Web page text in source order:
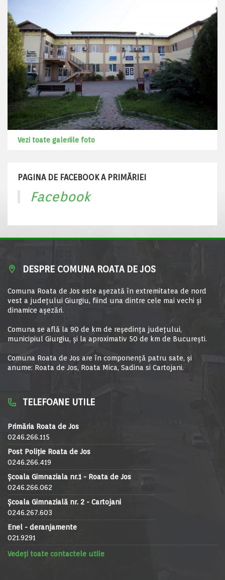
Vezi toate galeriile foto
PAGINA DE FACEBOOK A PRIMĂRIEI
Facebook
DESPRE COMUNA ROATA DE JOS
Comuna Roata de Jos este aşezată în extremitatea de nord
vest a judeţului Giurgiu, fiind una dintre cele mai vechi şi
dinamice aşezări.
Comuna se află la 90 de km de reşedinţa judeţului,
municipiul Giurgiu, şi la aproximativ 50 de km de Bucureşti.
Comuna Roata de Jos are în componență patru sate, și
anume: Roata de Jos, Roata Mica, Sadina si Cartojani.
TELEFOANE UTILE
Primăria Roata de Jos
0246.266.115
Post Poliție Roata de Jos
0246.266.419
Școala Gimnaziala nr.1 - Roata de Jos
0246.266.062
Școala Gimnazială nr. 2 - Cartojani
0246.267.603
Enel - deranjamente
021.9291
Vedeți toate contactele utile